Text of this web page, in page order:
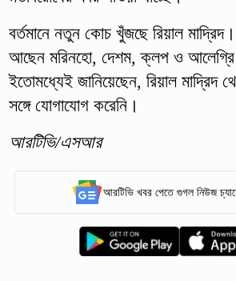
বর্তমানে নতুন কোচ খুঁজছে রিয়াল
আছেন মরিনহো, দেশম, ক্লপ ও
ইতোমধ্যেই জানিয়েছেন, রিয়াল মাদ্রিদ
সঙ্গে যোগাযোগ করেনি।
আরটিভি/এসআর
আরটিভি খবর পেতে গুগল নিউজ